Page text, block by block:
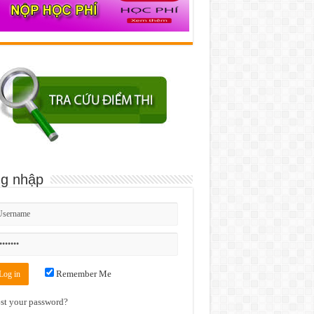
nhập
Remember Me
your password?